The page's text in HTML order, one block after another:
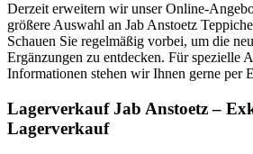
Derzeit erweitern wir unser Online-
größere Auswahl an Jab Anstoetz
Schauen Sie regelmäßig vorbei, um die
Ergänzungen zu entdecken. Für spezielle
Informationen stehen wir Ihnen gerne per
Lagerverkauf Jab Anstoetz –
Lagerverkauf